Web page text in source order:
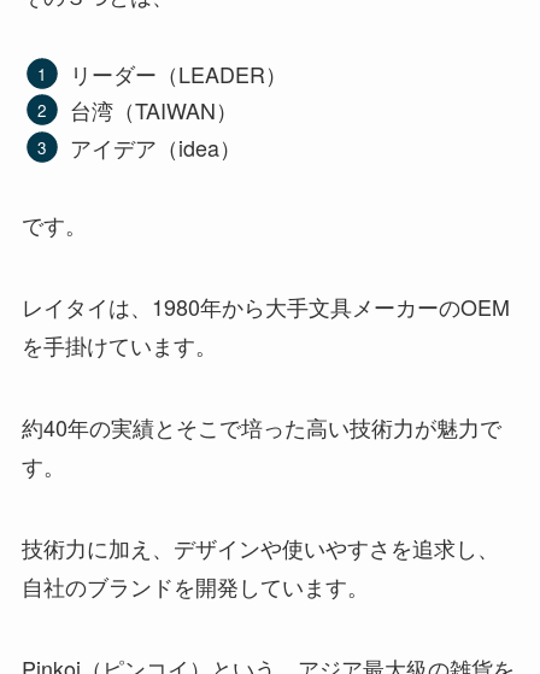
リーダー（LEADER）
台湾（TAIWAN）
アイデア（idea）
です。
レイタイは、1980年から大手文具メーカーのOEM
を手掛けています。
約40年の実績とそこで培った高い技術力が魅力で
す。
技術力に加え、デザインや使いやすさを追求し、
自社のブランドを開発しています。
Pinkoi（ピンコイ）という、アジア最大級の雑貨を